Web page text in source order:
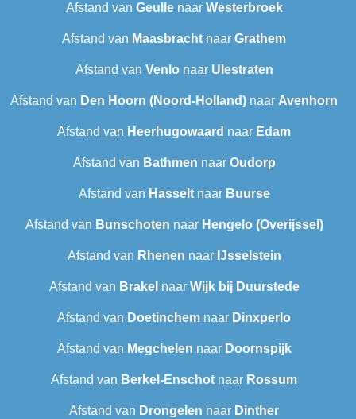
Afstand van Geullenaar Westerbroek
Afstand van Maasbracht naar Grathem
Afstand van Venlo naar Ulestraten
Afstand van Den Hoorn (Noord-Holland) naar Avenhorn
Afstand van Heerhugowaard naar Edam
Afstand van Bathmen naar Oudorp
Afstand van Hasseltnaar Buurse
Afstand van Bunschoten naar Hengelo (Overijssel)
Afstand van Rhenen naar IJsselstein
Afstand van Brakel naar Wijk bij Duurstede
Afstand van Doetinchem naar Dinxperlo
Afstand van Megchelen naar Doornspijk
Afstand van Berkel-Enschot naar Rossum
Afstand van Drongelen naar Dinther